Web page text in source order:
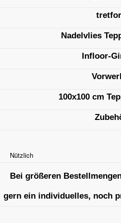
Nadelvlies
Infloor-
100x100 cm
Nützlich
Bei größeren
gern ein individuelles, noch